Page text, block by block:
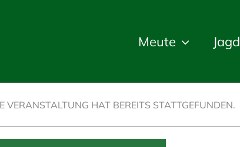
Meute Jagd
VERANSTALTUNG HAT BEREITS STATTGEFUNDEN.